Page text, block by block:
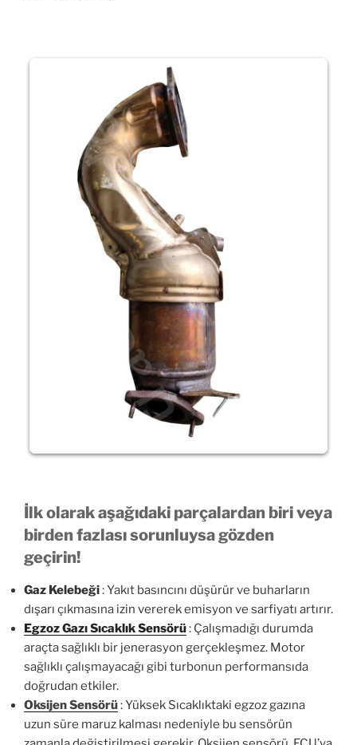
İlk olarak aşağıdaki parçalardan biri veya
birden fazlası sorunluysa gözden
geçirin!
Gaz Kelebeği: Yakıt basıncını düşürür ve buharların
dışarı çıkmasına izin vererek emisyon ve sarfiyatı artırır.
Egzoz Gazı Sıcaklık Sensörü: Çalışmadığı durumda
araçta sağlıklı bir jenerasyon gerçekleşmez. Motor
sağlıklı çalışmayacağı gibi turbonun performansıda
doğrudan etkiler.
Oksijen Sensörü: Yüksek Sıcaklıktaki egzoz gazına
uzun süre maruz kalması nedeniyle bu sensörün